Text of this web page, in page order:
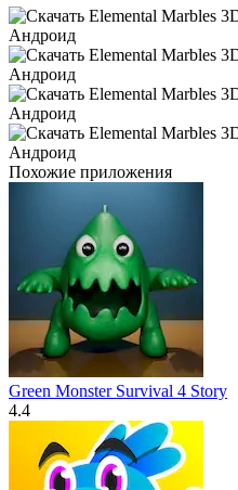
Похожие приложения
Green Monster Survival 4 Story
4.4